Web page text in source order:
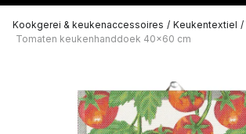
Kookgerei & keukenaccessoires / Keukentextiel /
Tomaten keukenhanddoek 40x60 cm